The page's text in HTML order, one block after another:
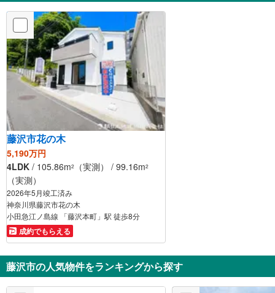
藤沢市花の木
5,190万円
4LDK / 105.86m2 （実測） / 99.16m2
（実測）
2026年5月竣工済み
神奈川県藤沢市花の木
小田急江ノ島線 「藤沢本町」駅 徒歩8分
成約でもらえる
藤沢市の人気物件をランキングから探す